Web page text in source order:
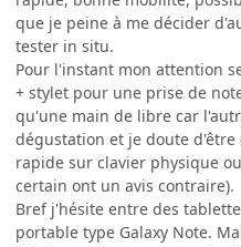
que je peine à me décider
tester in situ.
Pour l'instant mon attention
+ stylet pour une prise de
qu'une main de libre car
dégustation et je doute
rapide sur clavier physique
certain ont un avis contraire).
Bref j'hésite entre des
portable type Galaxy Note.